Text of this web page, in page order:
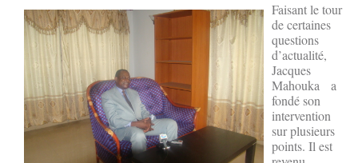
Faisant le tour
de certaines
questions
d’actualité,
Jacques
Mahouka a
fondé son
intervention
sur plusieurs
points. Il est